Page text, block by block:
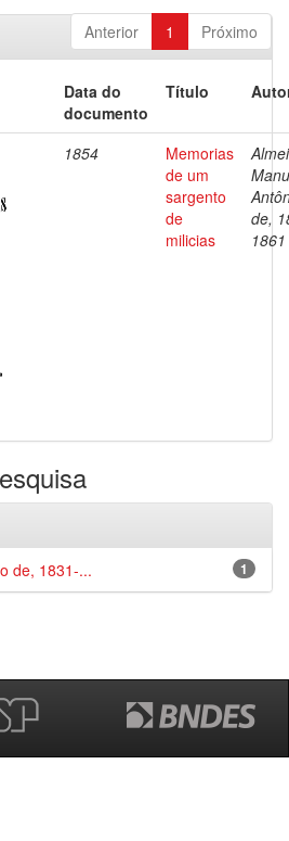
Anterior 1 Próximo
Data do
documento
Título
1854
Memorias
de um
sargento
de
milicias
de,
1861
1
de, 1831-...